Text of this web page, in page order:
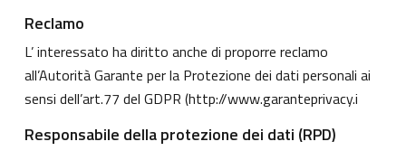
Reclamo
L’ interessato ha diritto anche di proporre reclamo
all’Autorità Garante per la Protezione dei dati personali ai
sensi dell’art.77 del GDPR (http://www.garanteprivacy.i
Responsabile della protezione dei dati (RPD)